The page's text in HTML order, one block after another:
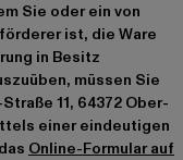
Sie oder ein von
ist, die Ware
in Besitz
müssen Sie
11, 64372 Ober-
einer eindeutigen
Online-Formular auf